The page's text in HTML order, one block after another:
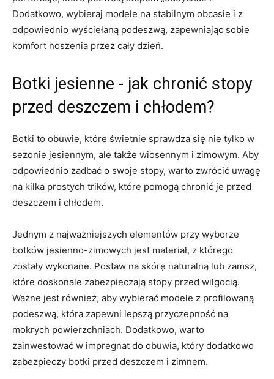
Dodatkowo, wybieraj modele⁣ na stabilnym obcasie i z
odpowiednio‌ wyściełaną podeszwą, zapewniając sobie
komfort⁢ noszenia przez cały dzień.
Botki ​jesienne ⁢- jak chronić stopy
przed deszczem i chłodem?
Botki to obuwie, które świetnie⁤ sprawdza‍ się nie tylko w
sezonie jesiennym, ale także​ wiosennym i zimowym. Aby
odpowiednio zadbać o swoje stopy, warto zwrócić uwagę
na kilka prostych trików, które pomogą chronić je przed
‌deszczem i chłodem.
Jednym z najważniejszych‌ elementów przy wyborze
‌botków jesienno-zimowych jest materiał, z którego
zostały wykonane. Postaw ‌na skórę‌ naturalną lub zamsz,
które doskonale⁣ zabezpieczają stopy przed​ wilgocią.
Ważne jest‌ również, aby wybierać modele z profilowaną
podeszwą, która zapewni lepszą przyczepność na
mokrych ⁢powierzchniach. Dodatkowo, warto
zainwestować w impregnat do obuwia, który dodatkowo
zabezpieczy‍ botki⁤ przed deszczem i zimnem.